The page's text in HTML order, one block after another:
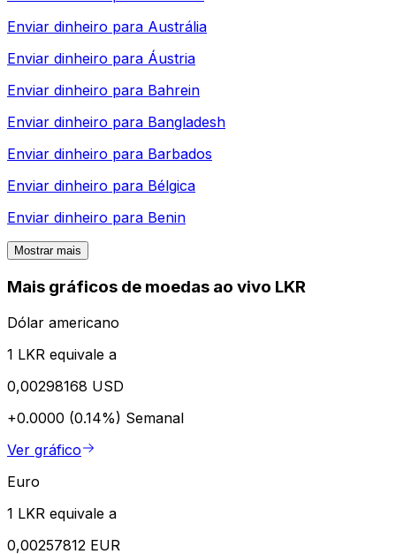
Enviar dinheiro para Austrália
Enviar dinheiro para Áustria
Enviar dinheiro para Bahrein
Enviar dinheiro para Bangladesh
Enviar dinheiro para Barbados
Enviar dinheiro para Bélgica
Enviar dinheiro para Benin
Mostrar mais
Mais gráficos de moedas ao vivo LKR
Dólar americano
1 LKR equivale a
0,00298168 USD
+0.0000 (0.14%) Semanal
Ver gráfico
Euro
1 LKR equivale a
0,00257812 EUR